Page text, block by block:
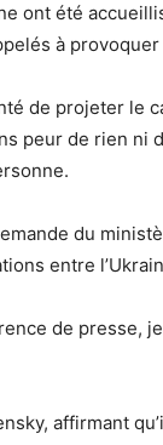
ont été
à
de projeter le
peur de rien ni
du
entre
de presse,
affirmant